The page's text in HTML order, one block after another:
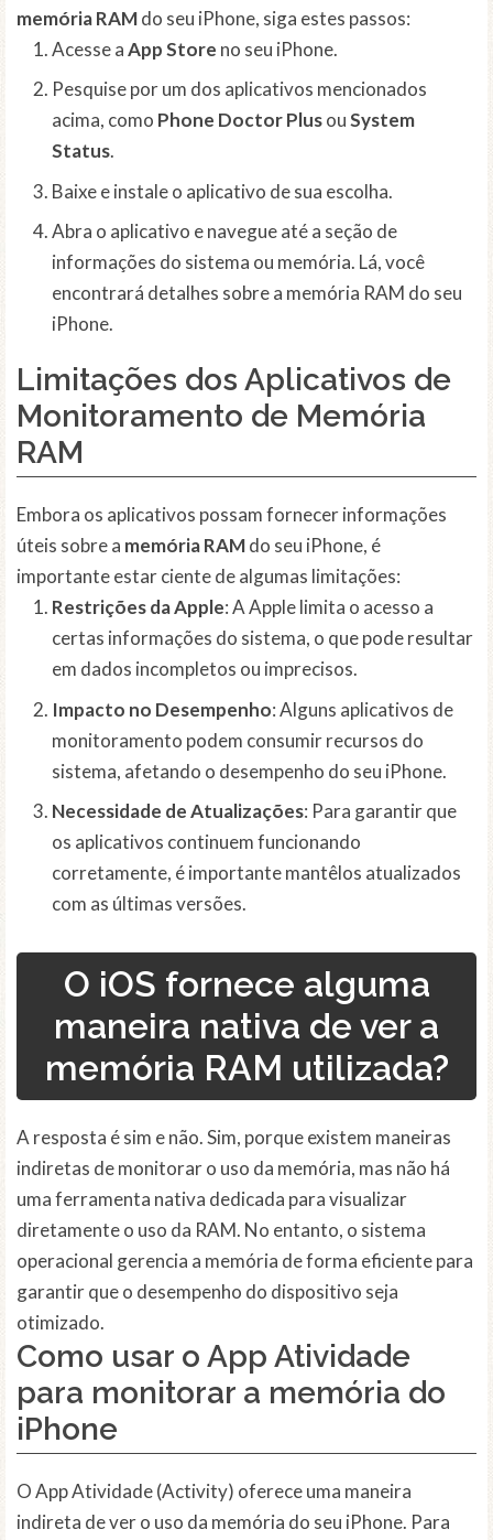
memória RAMdo seu iPhone, siga estes passos:
Acesse aApp Store no seu iPhone.
Pesquise por um dos aplicativos mencionados
acima, como Phone Doctor PlusouSystem
Status.
Baixe e instale o aplicativo de sua escolha.
Abra o aplicativo e navegue até a seção de
informações do sistema ou memória. Lá, você
encontrará detalhes sobre a memória RAM do seu
iPhone.
Limitações dos Aplicativos de
Monitoramento de Memória
RAM
Embora os aplicativos possam fornecer informações
úteis sobre a memória RAMdo seu iPhone, é
importante estar ciente de algumas limitações:
Restrições da Apple: A Apple limita o acesso a
certas informações do sistema, o que pode resultar
em dados incompletos ou imprecisos.
Impacto no Desempenho: Alguns aplicativos de
monitoramento podem consumir recursos do
sistema, afetando o desempenho do seu iPhone.
Necessidade de Atualizações: Para garantir que
os aplicativos continuem funcionando
corretamente, é importante mantêlos atualizados
com as últimas versões.
O iOS fornece alguma
maneira nativa de ver a
memória RAM utilizada?
A resposta é sim e não. Sim, porque existem maneiras
indiretas de monitorar o uso da memória, mas não há
uma ferramenta nativa dedicada para visualizar
diretamente o uso da RAM. No entanto, o sistema
operacional gerencia a memória de forma eficiente para
garantir que o desempenho do dispositivo seja
otimizado.
Como usar o App Atividade
para monitorar a memória do
iPhone
O App Atividade (Activity) oferece uma maneira
indireta de ver o uso da memória do seu iPhone. Para